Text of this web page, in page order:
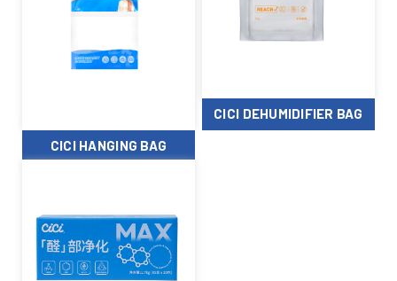
CICI HANGING BAG
CICI DEHUMIDIFIER BAG